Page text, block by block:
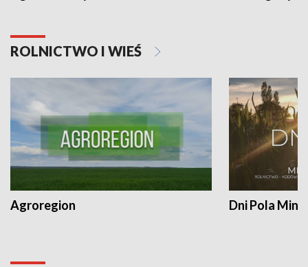
ROLNICTWO I WIEŚ
Agroregion Dni Pola